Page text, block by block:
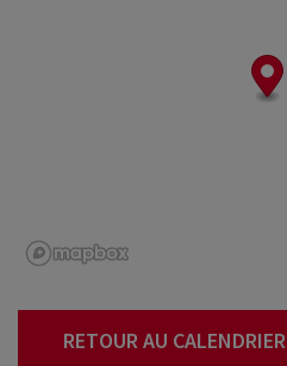
RETOUR AU CALENDRIER